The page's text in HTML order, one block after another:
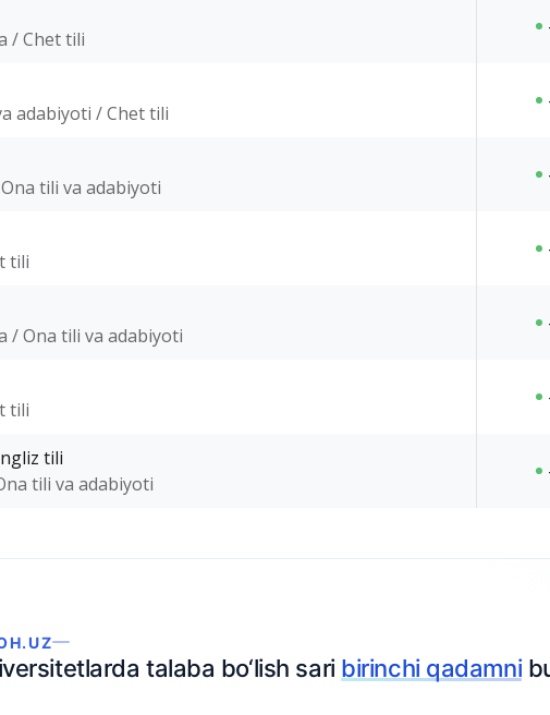
/ Chet tili
adabiyoti / Chet tili
tili va adabiyoti
tili
/ Ona tili va adabiyoti
tili
tili
tili va adabiyoti